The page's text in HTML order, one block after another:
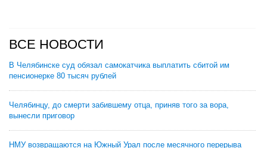
ВСЕ НОВОСТИ
В Челябинске суд обязал самокатчика выплатить сбитой им
пенсионерке 80 тысяч рублей
Челябинцу, до смерти забившему отца, приняв того за вора,
вынесли приговор
НМУ возвращаются на Южный Урал после месячного перерыва